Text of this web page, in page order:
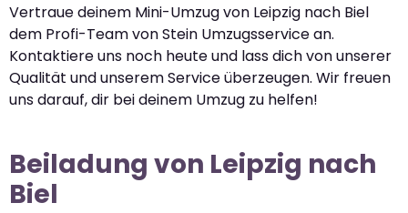
Vertraue deinem Mini-Umzug von Leipzig nach Biel
dem Profi-Team von Stein Umzugsservice an.
Kontaktiere uns noch heute und lass dich von unserer
Qualität und unserem Service überzeugen. Wir freuen
uns darauf, dir bei deinem Umzug zu helfen!
Beiladung von Leipzig nach
Biel